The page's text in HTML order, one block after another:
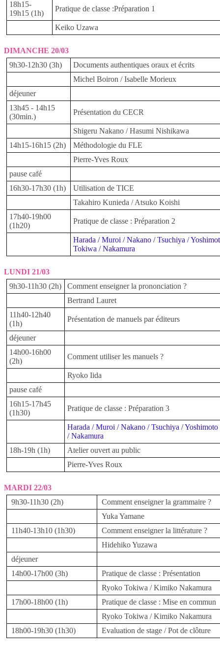
18h15-
19h15 (1h)
Pratique de classe :Préparation 1
Keiko Uzawa
DIMANCHE 20/03
9h30-12h30 (3h)
Documents authentiques oraux et écrits
Michel Boiron / Isabelle Morieux
déjeuner
13h45 - 14h15
(30min.)
Présentation du CECR
Shigeru Nakano / Hasumi Nishikawa
14h15-16h15 (2h)
Méthodologie du FLE
Pierre-Yves Roux
pause café
16h30-17h30 (1h)
Utilisation de TICE
Takahiro Kunieda / Atsuko Koishi
17h40-19h00
(1h20)
Pratique de classe : Préparation 2
Harada / Muroi / Nakano / Tsuchiya /
Tokiwa / Nakamura
LUNDI 21/03
9h30-11h30 (2h)
Comment enseigner la prononciation ?
Bertrand Lauret
11h40-12h40
(1h)
Présentation de manuels par éditeurs
déjeuner
14h00-16h00
(2h)
Comment utiliser les manuels ?
Ryoko Iida
pause café
16h15-17h45
(1h30)
Pratique de classe : Préparation 3
Harada / Muroi / Nakano / Tsuchiya /
/ Nakamura
18h-19h (1h)
Atelier ouvert au public
Pierre-Yves Roux
MARDI 22/03
9h30-11h30 (2h)
Comment enseigner la grammaire ?
Yuka Yamane
11h40-13h10 (1h30)
Comment enseigner la littérature ?
Hidehiko Yuzawa
déjeuner
14h00-17h00 (3h)
Pratique de classe : Présentation
Ryoko Tokiwa / Kimiko Nakamura
17h00-18h00 (1h)
Pratique de classe : Mise en commun
Ryoko Tokiwa / Kimiko Nakamura
18h00-19h30 (1h30)
Evaluation de stage / Pot de clôture